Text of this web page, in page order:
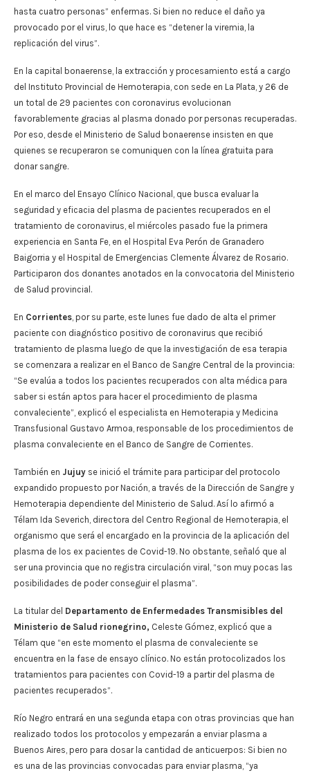
hasta cuatro personas” enfermas. Si bien no reduce el daño ya
provocado por el virus, lo que hace es “detener la viremia, la
replicación del virus”.
En la capital bonaerense, la extracción y procesamiento está a cargo
del Instituto Provincial de Hemoterapia, con sede en La Plata, y 26 de
un total de 29 pacientes con coronavirus evolucionan
favorablemente gracias al plasma donado por personas recuperadas.
Por eso, desde el Ministerio de Salud bonaerense insisten en que
quienes se recuperaron se comuniquen con la línea gratuita para
donar sangre.
En el marco del Ensayo Clínico Nacional, que busca evaluar la
seguridad y eficacia del plasma de pacientes recuperados en el
tratamiento de coronavirus, el miércoles pasado fue la primera
experiencia en Santa Fe, en el Hospital Eva Perón de Granadero
Baigorria y el Hospital de Emergencias Clemente Álvarez de Rosario.
Participaron dos donantes anotados en la convocatoria del Ministerio
de Salud provincial.
En Corrientes, por su parte, este lunes fue dado de alta el primer
paciente con diagnóstico positivo de coronavirus que recibió
tratamiento de plasma luego de que la investigación de esa terapia
se comenzara a realizar en el Banco de Sangre Central de la provincia:
“Se evalúa a todos los pacientes recuperados con alta médica para
saber si están aptos para hacer el procedimiento de plasma
convaleciente”, explicó el especialista en Hemoterapia y Medicina
Transfusional Gustavo Armoa, responsable de los procedimientos de
plasma convaleciente en el Banco de Sangre de Corrientes.
También en Jujuy se inició el trámite para participar del protocolo
expandido propuesto por Nación, a través de la Dirección de Sangre y
Hemoterapia dependiente del Ministerio de Salud. Así lo afirmó a
Télam Ida Severich, directora del Centro Regional de Hemoterapia, el
organismo que será el encargado en la provincia de la aplicación del
plasma de los ex pacientes de Covid-19. No obstante, señaló que al
ser una provincia que no registra circulación viral, “son muy pocas las
posibilidades de poder conseguir el plasma”.
La titular del Departamento de Enfermedades Transmisibles del
Ministerio de Salud rionegrino, Celeste Gómez, explicó que a
Télam que “en este momento el plasma de convaleciente se
encuentra en la fase de ensayo clínico. No están protocolizados los
tratamientos para pacientes con Covid-19 a partir del plasma de
pacientes recuperados”.
Río Negro entrará en una segunda etapa con otras provincias que han
realizado todos los protocolos y empezarán a enviar plasma a
Buenos Aires, pero para dosar la cantidad de anticuerpos: Si bien no
es una de las provincias convocadas para enviar plasma, “ya